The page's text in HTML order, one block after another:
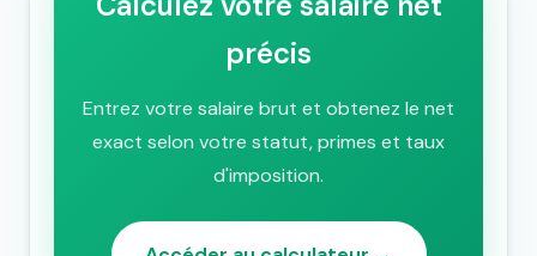
précis
Entrez votre salaire brut et obtenez le net
exact selon votre statut, primes et taux
d'imposition.